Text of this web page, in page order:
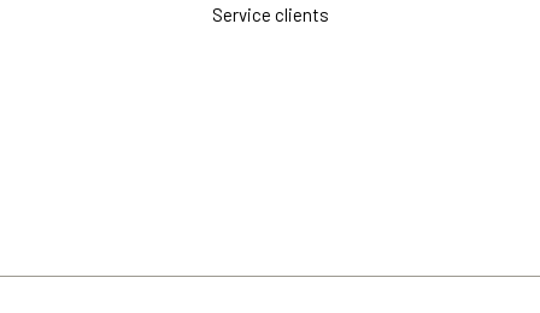
Service clients